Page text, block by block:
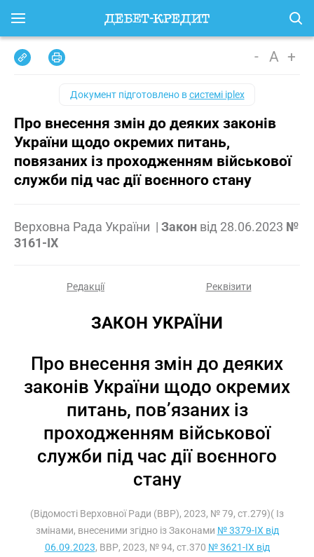
- A +
Документ підготовлено всистемі iplex
Про внесення змін до деяких законів
України щодо окремих питань,
повязаних із проходженням військової
служби під час дії воєнного стану
Верховна Рада України | Закон від 28.06.2023 №
3161-IX
Редакції Реквізити
ЗАКОН УКРАЇНИ
Про внесення змін до деяких
законів України щодо окремих
питань, пов’язаних із
проходженням військової
служби під час дії воєнного
стану
(Відомості Верховної Ради (ВВР), 2023, № 79, ст.279)( Із
змінами, внесеними згідно із Законами № 3379-IX від
06.09.2023, ВВР, 2023, № 94, ст.370 № 3621-IX від